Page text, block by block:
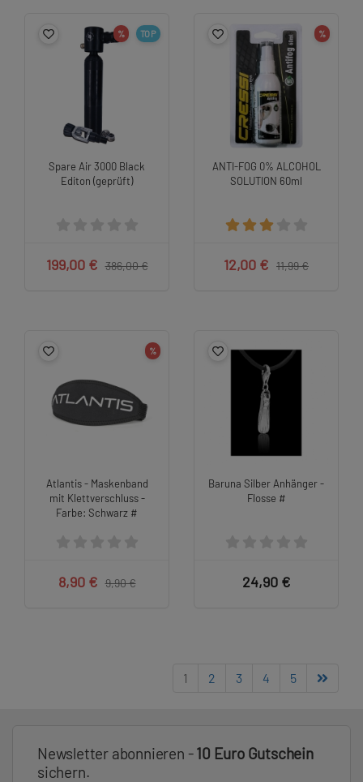
% TOP
Spare Air 3000 Black
Editon (geprüft)
199,00 € 386,00 €
%
ANTI-FOG 0% ALCOHOL
SOLUTION 60ml
12,00 € 11,99 €
%
Atlantis - Maskenband
mit Klettverschluss -
Farbe: Schwarz #
8,90 € 9,90 €
Baruna Silber Anhänger -
Flosse #
24,90 €
1 2 3 4 5
Newsletter abonnieren -10 Euro Gutschein
sichern.